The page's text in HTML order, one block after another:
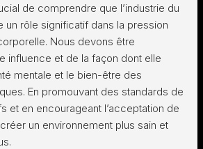
de comprendre que l’industrie du
un rôle significatif dans la pression
Nous devons être
influence et de la façon dont elle
mentale et le bien-être des
En promouvant des standards de
et en encourageant l’acceptation de
un environnement plus sain et